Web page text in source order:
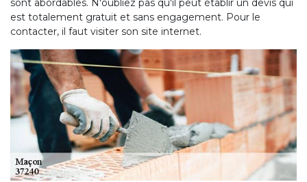
est totalement gratuit et sans engagement. Pour le
contacter, il faut visiter son site internet.